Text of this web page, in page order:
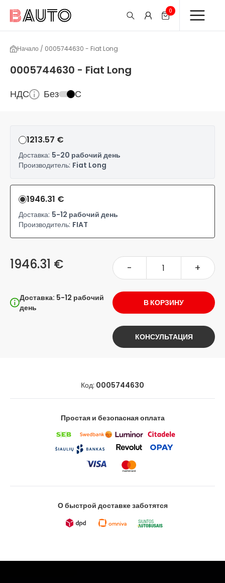
0
Начало / 0005744630 - Fiat Long
0005744630 - Fiat Long
НДС Без С
1213.57 €
Доставка: 5-20 рабочий день
Производитель: Fiat Long
1946.31 €
Доставка: 5-12 рабочий день
Производитель: FIAT
1946.31 € - +
Доставка: 5-12 рабочий
день
В КОРЗИНУ
КОНСУЛЬТАЦИЯ
Код: 0005744630
Простая и безопасная оплата
О быстрой доставке заботятся